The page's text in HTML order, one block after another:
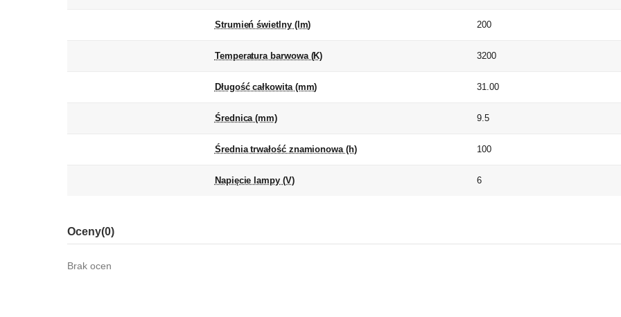
Strumień świetlny (lm) 200
Temperatura barwowa (K) 3200
Długość całkowita (mm) 31.00
Średnica (mm) 9.5
Średnia trwałość znamionowa (h) 100
Napięcie lampy (V) 6
Oceny(0)
Brak ocen